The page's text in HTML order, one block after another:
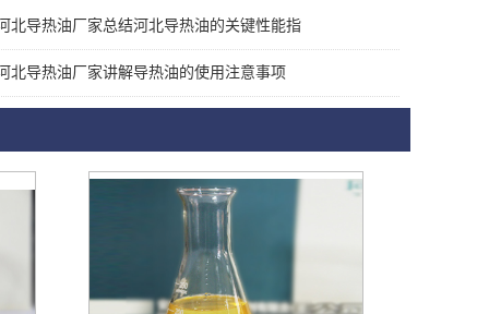
北导热油厂家总结河北导热油的关键性能指
北导热油厂家讲解导热油的使用注意事项